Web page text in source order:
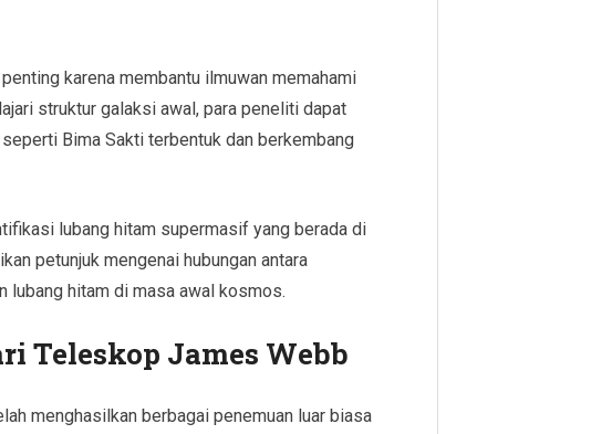
karena membantu ilmuwan memahami
struktur galaksi awal, para peneliti dapat
Bima Sakti terbentuk dan berkembang
lubang hitam supermasif yang berada di
petunjuk mengenai hubungan antara
lubang hitam di masa awal kosmos.
Teleskop James Webb
menghasilkan berbagai penemuan luar biasa